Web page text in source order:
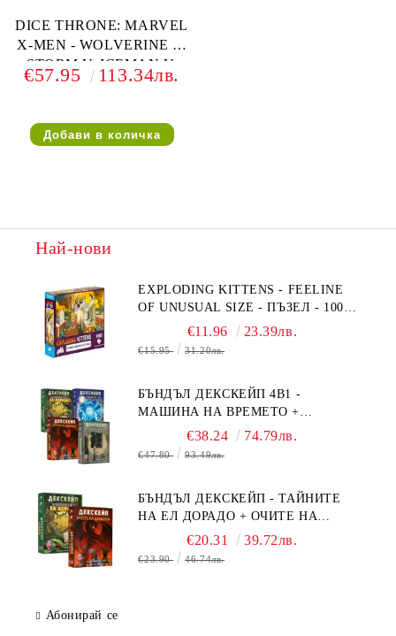
DICE THRONE: MARVEL
X-MEN - WOLVERINE V.
STORM V. ICEMAN V.
PSYLOCK
€57.95 113.34лв.
Най-нови
EXPLODING KITTENS - FEELINE
OF UNUSUAL SIZE - ПЪЗЕЛ - 1000
ЧАСТИ - ПРЕОЦЕНЕН - СРЕДНА
ПОВРЕДА НА КУТИЯТА
€11.96 23.39лв.
€15.95 31.20лв.
БЪНДЪЛ ДЕКСКЕЙП 4В1 -
МАШИНА НА ВРЕМЕТО +
БЯГСТВО ОТ АЛКАТРАЗ +
ТАЙНИТЕ НА ЕЛ ДОРАДО +
€38.24 74.79лв.
€47.80 93.49лв.
БЪНДЪЛ ДЕКСКЕЙП - ТАЙНИТЕ
НА ЕЛ ДОРАДО + ОЧИТЕ НА
ДРАКОНА€20.31 39.72лв.
€23.90 46.74лв.
Абонирай се